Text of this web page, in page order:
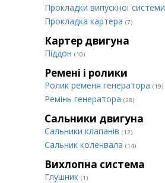
Прокладки випускної системи
Прокладка картера (7)
Картер двигуна
Піддон (10)
Ремені і ролики
Ролик ременя генератора (19)
Ремінь генератора (28)
Сальники двигуна
Сальники клапанів (12)
Сальник коленвала (14)
Вихлопна система
Глушник (1)